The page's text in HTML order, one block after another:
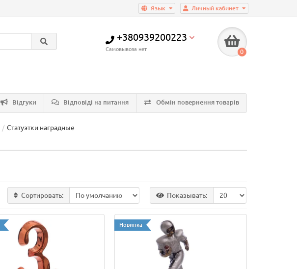
Личный кабинет
Язык
+380939200223
Самовывоза нет 0
Відгуки Відповіді на питання Обмін повернення товарів
Статуэтки наградные
Сортировать: Показывать:
Новинка